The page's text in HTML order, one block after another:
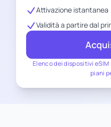
Elenco dei dispositivi
piani
Attivazione istantanea
Validità a partire dal